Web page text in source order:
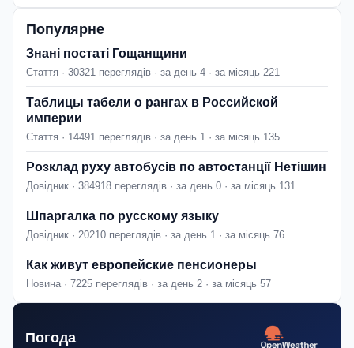
Популярне
Знані постаті Гощанщини
Стаття · 30321 переглядів · за день 4 · за місяць 221
Таблицы табели о рангах в Российской
империи
Стаття · 14491 переглядів · за день 1 · за місяць 135
Розклад руху автобусів по автостанції Нетішин
Довідник · 384918 переглядів · за день 0 · за місяць 131
Шпаргалка по русскому языку
Довідник · 20210 переглядів · за день 1 · за місяць 76
Как живут европейские пенсионеры
Новина · 7225 переглядів · за день 2 · за місяць 57
Погода